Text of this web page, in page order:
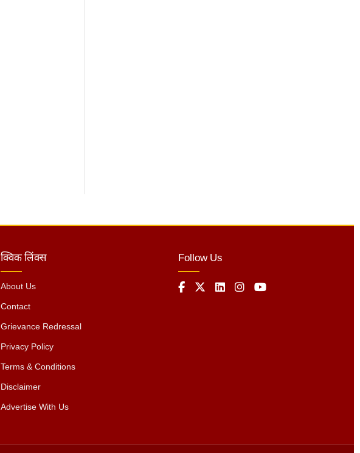
क्विक लिंक्स
About Us
Contact
Grievance Redressal
Privacy Policy
Terms & Conditions
Disclaimer
Advertise With Us
Follow Us